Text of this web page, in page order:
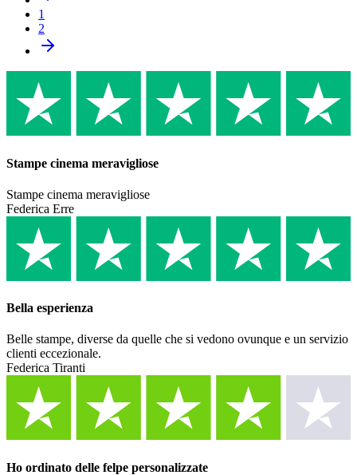
1
2
Stampe cinema meravigliose
Stampe cinema meravigliose
Federica Erre
Bella esperienza
Belle stampe, diverse da quelle che si vedono ovunque e un servizio
clienti eccezionale.
Federica Tiranti
Ho ordinato delle felpe personalizzate